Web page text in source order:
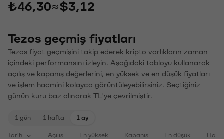
₺46,30≈$3,12
Tezos geçmiş fiyatları
Tezos fiyat geçmişini takip ederek kripto varlıkların zaman
içindeki performansını izleyin. Aşağıdaki tabloyu kullanarak
açılış ve kapanış değerlerini, en yüksek ve en düşük fiyatları
ve işlem hacmini kolayca görüntüleyebilirsiniz. Seçtiğiniz
günün kuru baz alınarak TL'ye çevrilmiştir.
1 gün 1 hafta 1 ay
Tarih Açılış En yüksek Kapanış En düşük